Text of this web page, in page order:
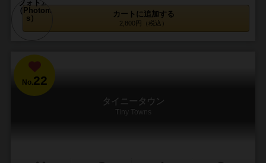
カートに追加する
2,800円（税込）
No.22
タイニータウン
Tiny Towns